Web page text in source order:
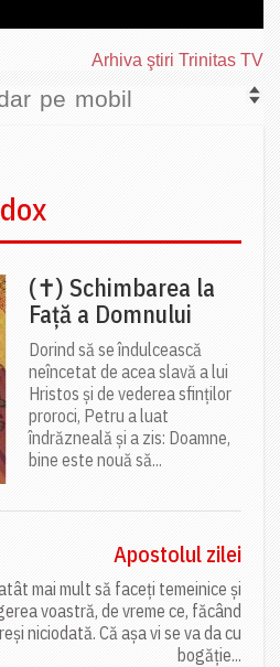
Arhiva ştiri Trinitas TV
pe mobil
(✝) Schimbarea la
Față a Domnului
Dorind să se îndulcească
neîncetat de acea slavă a lui
Hristos și de vederea sfinților
proroci, Petru a luat
îndrăzneală și a zis: Doamne,
bine este nouă să...
Apostolul zilei
mai mult să faceți temeinice și
voastră, de vreme ce, făcând
niciodată. Că așa vi se va da cu
bogăție...